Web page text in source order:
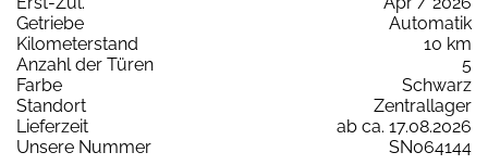
Getriebe
Automatik
Kilometerstand
10 km
Anzahl der Türen
5
Farbe
Schwarz
Standort
Zentrallager
Lieferzeit
ab ca. 17.08.2026
Unsere Nummer
SN064144